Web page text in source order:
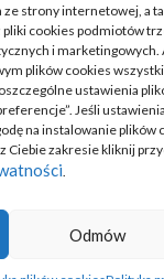
strony internetowej, a
cookies podmiotów
i marketingowych.
plików cookies
ustawienia
Jeśli
na instalowanie plików
zakresie kliknij
.
Odmów